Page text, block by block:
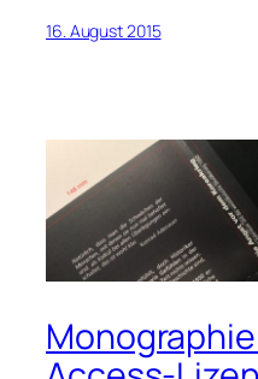
16. August 2015